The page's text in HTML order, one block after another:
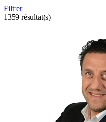
Filtrer
1359 résultat(s)